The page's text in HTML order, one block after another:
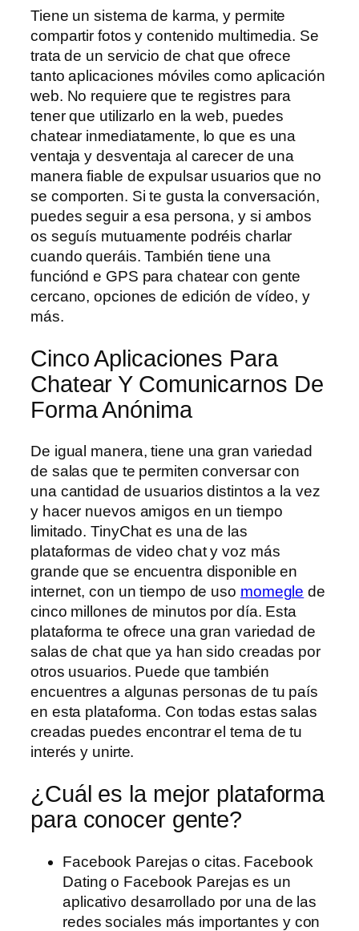
Tiene un sistema de karma, y permite
compartir fotos y contenido multimedia. Se
trata de un servicio de chat que ofrece
tanto aplicaciones móviles como aplicación
web. No requiere que te registres para
tener que utilizarlo en la web, puedes
chatear inmediatamente, lo que es una
ventaja y desventaja al carecer de una
manera fiable de expulsar usuarios que no
se comporten. Si te gusta la conversación,
puedes seguir a esa persona, y si ambos
os seguís mutuamente podréis charlar
cuando queráis. También tiene una
funciónd e GPS para chatear con gente
cercano, opciones de edición de vídeo, y
más.
Cinco Aplicaciones Para
Chatear Y Comunicarnos De
Forma Anónima
De igual manera, tiene una gran variedad
de salas que te permiten conversar con
una cantidad de usuarios distintos a la vez
y hacer nuevos amigos en un tiempo
limitado. TinyChat es una de las
plataformas de video chat y voz más
grande que se encuentra disponible en
internet, con un tiempo de uso momegle de
cinco millones de minutos por día. Esta
plataforma te ofrece una gran variedad de
salas de chat que ya han sido creadas por
otros usuarios. Puede que también
encuentres a algunas personas de tu país
en esta plataforma. Con todas estas salas
creadas puedes encontrar el tema de tu
interés y unirte.
¿Cuál es la mejor plataforma
para conocer gente?
Facebook Parejas o citas. Facebook
Dating o Facebook Parejas es un
aplicativo desarrollado por una de las
redes sociales más importantes y con